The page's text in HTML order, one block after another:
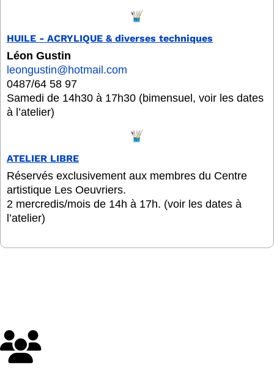
HUILE - ACRYLIQUE & diverses techniques
Léon Gustin
leongustin@hotmail.com
0487/64 58 97
Samedi de 14h30 à 17h30 (bimensuel, voir les dates
à l’atelier)
ATELIER LIBRE
Réservés exclusivement aux membres du Centre
artistique Les Oeuvriers.
2 mercredis/mois de 14h à 17h. (voir les dates à
l’atelier)